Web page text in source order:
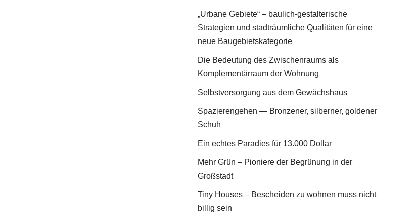
„Urbane Gebiete“ – baulich-gestalterische
Strategien und stadträumliche Qualitäten für eine
neue Baugebietskategorie
Die Bedeutung des Zwischenraums als
Komplementärraum der Wohnung
Selbstversorgung aus dem Gewächshaus
Spazierengehen — Bronzener, silberner, goldener
Schuh
Ein echtes Paradies für 13.000 Dollar
Mehr Grün – Pioniere der Begrünung in der
Großstadt
Tiny Houses – Bescheiden zu wohnen muss nicht
billig sein